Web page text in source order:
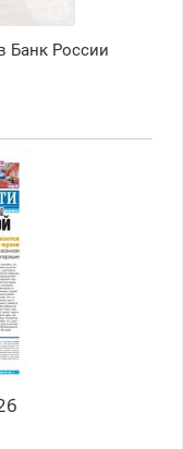
Банк России